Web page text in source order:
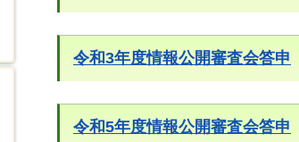
令和3年度情報公開審査会答申
令和5年度情報公開審査会答申